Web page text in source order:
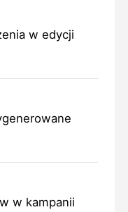
w edycji
w kampanii